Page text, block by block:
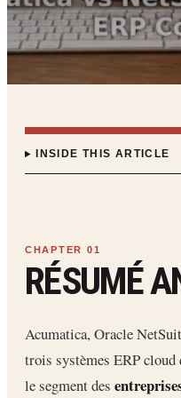
INSIDE THIS ARTICLE
RÉSUMÉ
Acumatica, Oracle
trois systèmes ERP cloud
le segment des